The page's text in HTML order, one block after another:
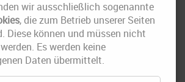
wir ausschließlich sogenannte
, die zum Betrieb unserer Seiten
Diese können und müssen nicht
Es werden keine
Daten übermittelt.